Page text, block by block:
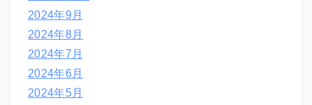
2024年9月
2024年8月
2024年7月
2024年6月
2024年5月